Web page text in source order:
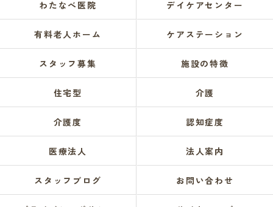
わたなべ医院 デイケアセンター
有料老人ホーム ケアステーション
スタッフ募集 施設の特徴
住宅型 介護
介護度 認知症度
医療法人 法人案内
スタッフブログ お問い合わせ